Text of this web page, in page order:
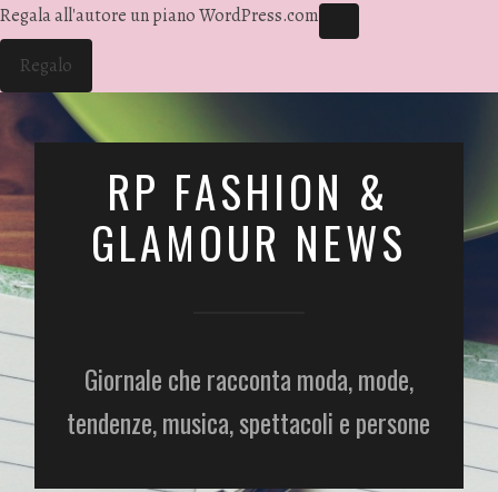
Regala all'autore un piano WordPress.com
Regalo
RP FASHION &
GLAMOUR NEWS
Giornale che racconta moda, mode,
tendenze, musica, spettacoli e persone